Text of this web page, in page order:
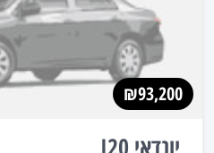
₪93,200